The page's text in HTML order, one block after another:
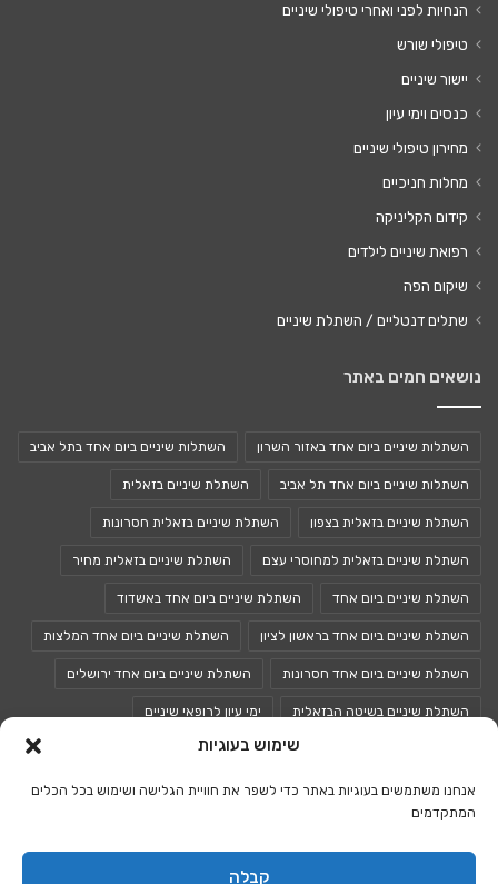
שימוש בעוגיות
אנחנו משתמשים בעוגיות באתר כדי לשפר את חוויית הגלישה ושימוש בכל הכלים
המתקדמים
קבלה
הנחיות לפני ואחרי טיפולי שיניים
טיפולי שורש
יישור שיניים
כנסים וימי עיון
מחירון טיפולי שיניים
מחלות חניכיים
קידום הקליניקה
רפואת שיניים לילדים
שיקום הפה
שתלים דנטליים / השתלת שיניים
נושאים חמים באתר
השתלות שיניים ביום אחד באזור השרון השתלות שיניים ביום אחד בתל אביב
השתלות שיניים ביום אחד תל אביב השתלת שיניים בזאלית
השתלת שיניים בזאלית בצפון השתלת שיניים בזאלית חסרונות
השתלת שיניים בזאלית למחוסרי עצם השתלת שיניים בזאלית מחיר
השתלת שיניים ביום אחד השתלת שיניים ביום אחד באשדוד
השתלת שיניים ביום אחד בראשון לציון השתלת שיניים ביום אחד המלצות
השתלת שיניים ביום אחד חסרונות השתלת שיניים ביום אחד ירושלים
השתלת שיניים בשיטה הבזאלית ימי עיון לרופאי שיניים
כנס רופאי שיניים